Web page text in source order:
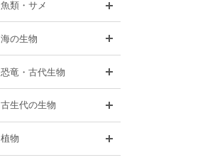
魚類・サメ
海の生物
恐竜・古代生物
古生代の生物
植物